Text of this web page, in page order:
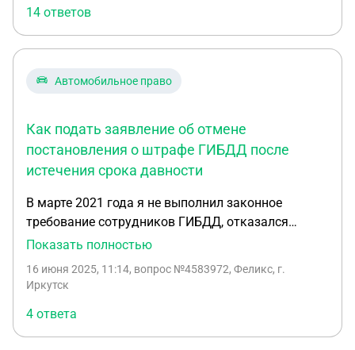
незаконными действия пристава исполнителя,
если все они были совершены в рамках того же
исполнительного производства, действия по
которому обжалуются?
14 ответов
Автомобильное право
Как подать заявление об отмене
постановления о штрафе ГИБДД после
истечения срока давности
В марте 2021 года я не выполнил законное
требование сотрудников ГИБДД, отказался
проходить мед освидетельствование на
Постановлением в марте 2021 года наложил на
года пришло требование об оплате этого штрафа.
Исковая давность по данным делам 2 года. Мне
Показать полностью
16 июня 2025, 11:14, вопрос №4583972, Феликс, г.
Иркутск
4 ответа